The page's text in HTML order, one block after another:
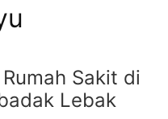
Sakit di
Lebak